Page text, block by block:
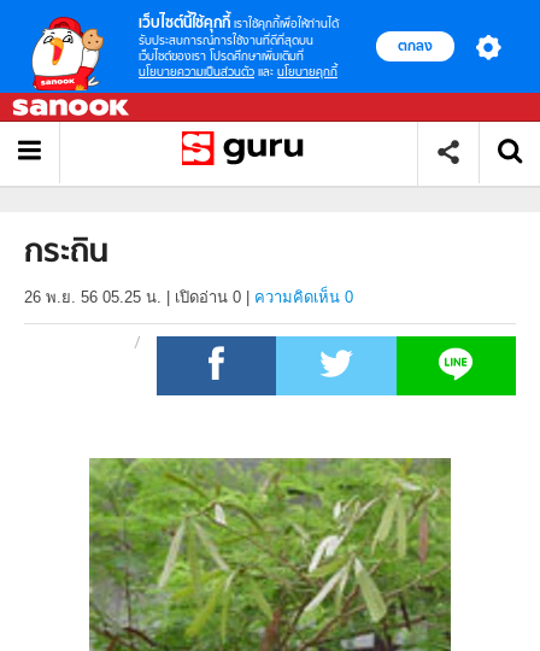
เว็บไซต์นี้ใช้คุกกี้ เราใช้คุกกี้เพื่อให้ท่านได้
รับประสบการณ์การใช้งานที่ดีที่สุดบน
เว็บไซต์ของเรา โปรดศึกษาเพิ่มเติมที่
นโยบายความเป็นส่วนตัว และ นโยบายคุกกี้
ตกลง
กระถิน
26 พ.ย. 56 05.25 น. เปิดอ่าน 0 ความคิดเห็น 0